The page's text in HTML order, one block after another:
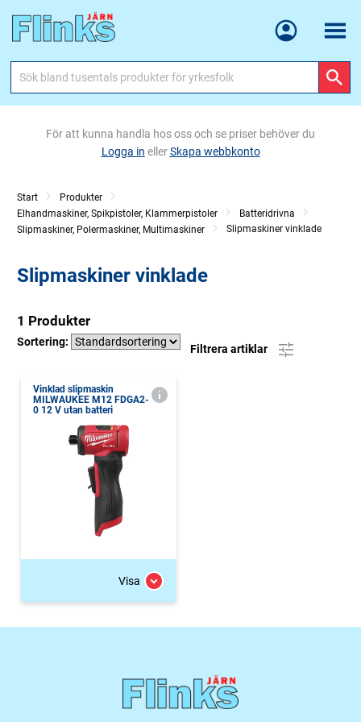
Meny
För att kunna handla hos oss och se priser behöver du
Logga in ellerSkapa webbkonto
Start
Produkter
Elhandmaskiner, Spikpistoler, Klammerpistoler
Batteridrivna
Slipmaskiner, Polermaskiner, Multimaskiner
Slipmaskiner vinklade
Slipmaskiner vinklade
1 Produkter
Sortering:
Filtrera artiklar
Vinklad slipmaskin
MILWAUKEE M12 FDGA2-
0 12 V utan batteri
Visa